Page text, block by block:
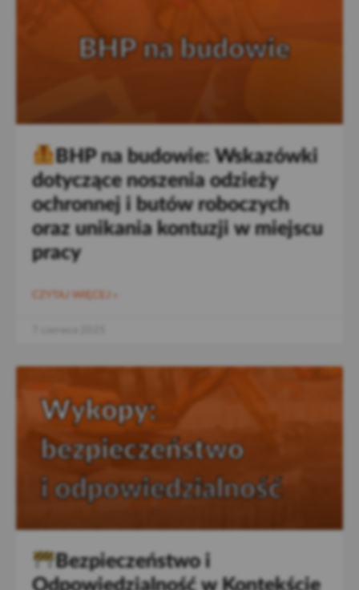
BHP na budowie: Wskazówki
dotyczące noszenia odzieży
ochronnej i butów roboczych
oraz unikania kontuzji w miejscu
pracy
CZYTAJ WIĘCEJ »
Bezpieczeństwo i
Odpowiedzialność w Kontekście